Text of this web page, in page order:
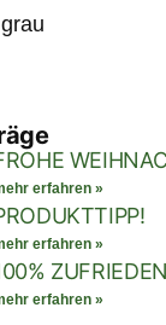
erfahren »
erfahren »
erfahren »